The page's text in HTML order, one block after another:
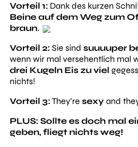
Vorteil 1: Dank des kurzen
Beine auf dem Weg zum
braun.
Vorteil 2: Sie sind suuuuper
wenn wir mal versehentlich mal
drei Kugeln Eis zu viel
nichts!
Vorteil 3:They’re sexy and
PLUS: Sollte es doch mal
geben, fliegt nichts weg!